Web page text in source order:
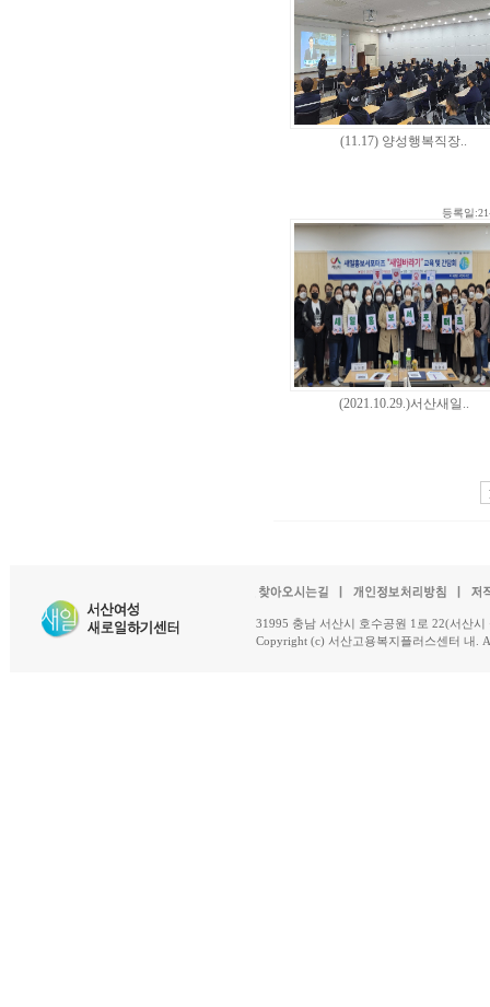
(11.17) 양성행복직장..
등록일
(2021.10.29.)서산새일..
31995 충남 서산시 호수공원 1로 22(서산
Copyright (c) 서산고용복지플러스센터 내.